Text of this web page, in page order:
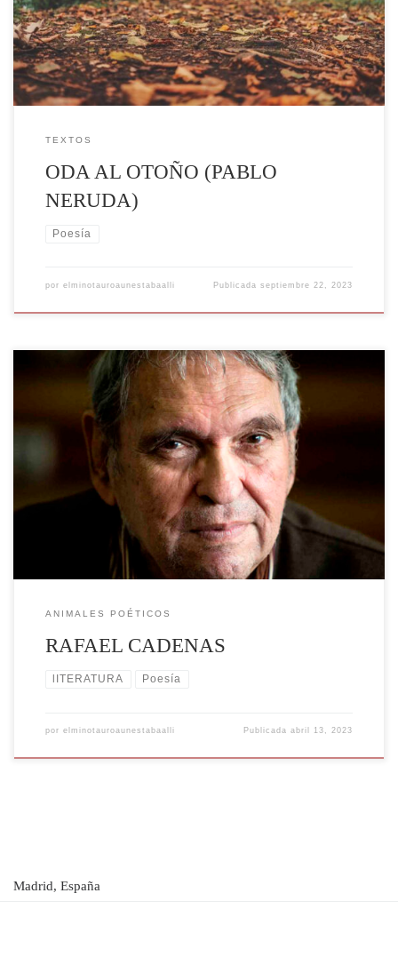
seudónimo para toda su carrera literaria. Neruda es uno de los poetas
más reconocidos del siglo XX. Estudió Humanidades. En […]
TEXTOS
ODA AL OTOÑO (PABLO
NERUDA)
Poesía
por elminotauroaunestabaalli Publicadaseptiembre 22, 2023
Rafael Cadenas, poeta, y catedrático venezolano nacido en
Barquisimeto, en el año (1930) fue galardonado el 10 de noviembre de
2022 con el premio Cervantes de Literatura, convirtiéndose en el
primer venezolano en ganar este premio que otorga el Ministerio de
Cultura de España. "Cadenas tiene «la trascendencia de un creador
que […]
ANIMALES POÉTICOS
RAFAEL CADENAS
lITERATURA Poesía
por elminotauroaunestabaalli Publicadaabril 13, 2023
Madrid, España